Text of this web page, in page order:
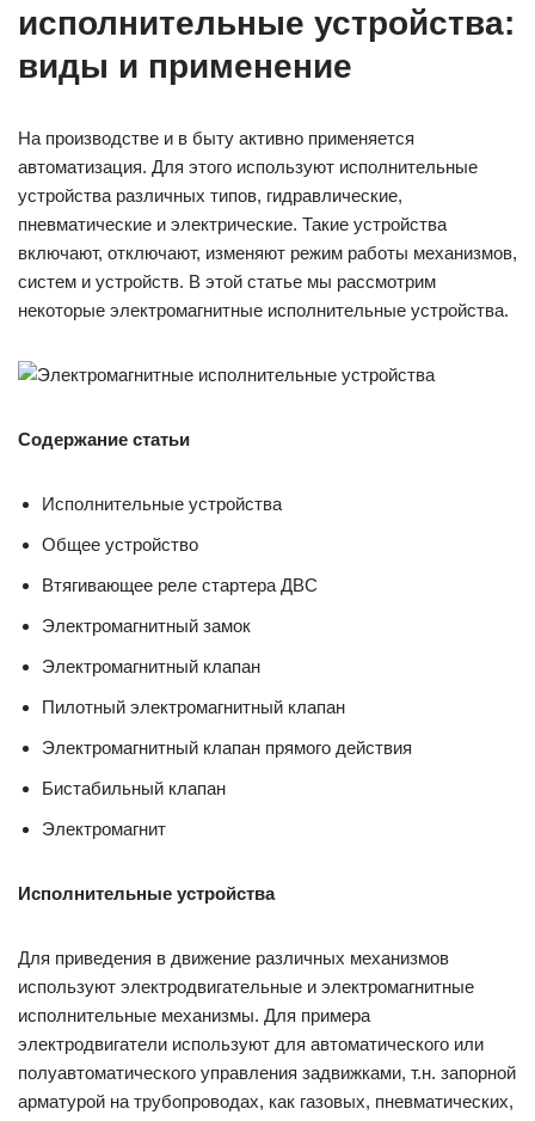
исполнительные устройства:
виды и применение
На производстве и в быту активно применяется
автоматизация. Для этого используют исполнительные
устройства различных типов, гидравлические,
пневматические и электрические. Такие устройства
включают, отключают, изменяют режим работы механизмов,
систем и устройств. В этой статье мы рассмотрим
некоторые электромагнитные исполнительные устройства.
Содержание статьи
Исполнительные устройства
Общее устройство
Втягивающее реле стартера ДВС
Электромагнитный замок
Электромагнитный клапан
Пилотный электромагнитный клапан
Электромагнитный клапан прямого действия
Бистабильный клапан
Электромагнит
Исполнительные устройства
Для приведения в движение различных механизмов
используют электродвигательные и электромагнитные
исполнительные механизмы. Для примера
электродвигатели используют для автоматического или
полуавтоматического управления задвижками, т.н. запорной
арматурой на трубопроводах, как газовых, пневматических,